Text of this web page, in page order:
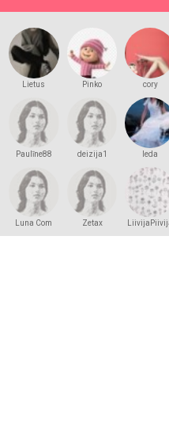
Lietus Pinko cory
Paulīne88 deizija1 leda
Luna Com
Zetax